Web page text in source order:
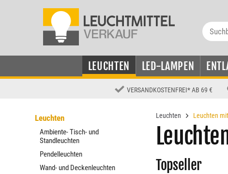
LEUCHTEN LED-LAMPEN
VERSANDKOSTENFREI* AB 69 €
Leuchten
Ambiente- Tisch- und
Standleuchten
Pendelleuchten
Wand- und Deckenleuchten
Leuchten Leuchten
Topseller